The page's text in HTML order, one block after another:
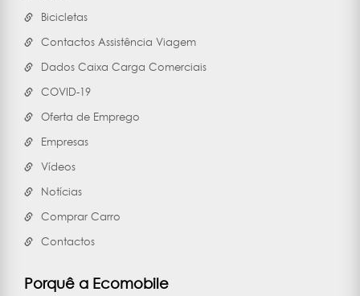
Bicicletas
Contactos Assistência Viagem
Dados Caixa Carga Comerciais
COVID-19
Oferta de Emprego
Empresas
Vídeos
Notícias
Comprar Carro
Contactos
Porquê a Ecomobile